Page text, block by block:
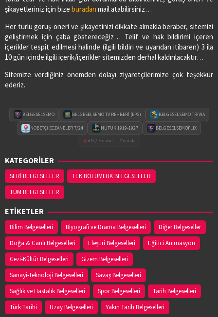
şikayetleriniz için bize buradan mail atabilirsiniz…
Her türlü görüş-öneri ve şikayetinizi dikkate almakla beraber, sitemizi
geliştirmek için çaba göstereceğiz… Telif ve hak bildirimi içeren
içerikler tespit edilmesi halinde (ilgili bildiri ve uyarıdan itibaren) 3 ila
10 gün içinde ilgili içerik/içerikler sitemizden derhal kaldırılacaktır…
Sitemize verdiğiniz önemden dolayı ziyaretçilerimize çok teşekkür
ederiz.
BELGESELSEMO BELGESELSEMO TV REHBERİ (EPG) BELGESELSEMO TRIVIA
NÖBETÇİ ECZANELER 7/24 NUTUK 1919-1927
BELGESELSEMOFLIX
iOS / Huawei — Yakında
KATEGORİLER
SERİ BELGESELLER
TEK BÖLÜMLÜK BELGESELLER
TÜM BELGESELLER
ETİKETLER
Bilim Belgeselleri Biyografi ve Drama Belgeselleri
Diğer Belgeseller
Doğa & Canlı Belgeselleri
Eleştiri Belgeselleri
Eğitici Animasyon
Gezi-Kültür Belgeselleri
Gizem Belgeselleri
Sanayi-Teknoloji Belgeselleri
Savaş Belgeselleri
Sağlık ve Hastalık Belgeselleri
Spor Belgeselleri
Tarih Belgeselleri
Türk Tarihi
Uzay Belgeselleri Yakın Tarih Belgeselleri